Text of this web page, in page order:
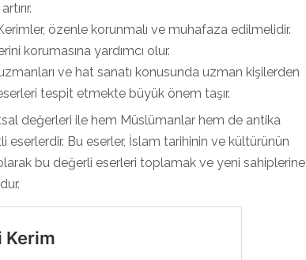
özenle korunmalı ve muhafaza edilmelidir.
korumasına yardımcı olur.
ve hat sanatı konusunda uzman kişilerden
tespit etmekte büyük önem taşır.
değerleri ile hem Müslümanlar hem de antika
eserlerdir. Bu eserler, İslam tarihinin ve kültürünün
bu değerli eserleri toplamak ve yeni sahiplerine